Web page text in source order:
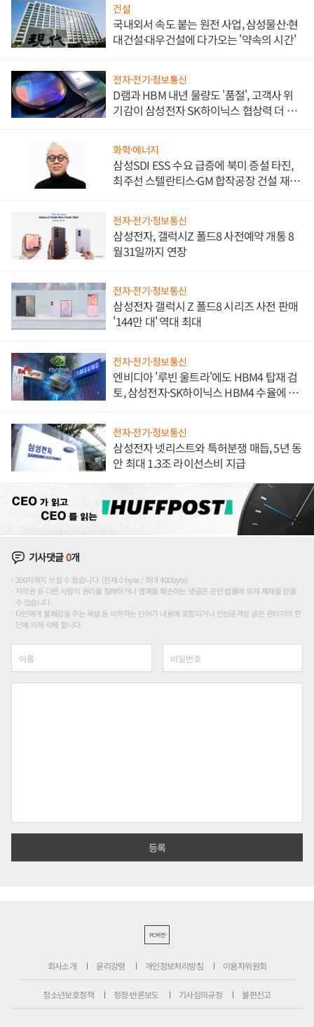
건설
국내외서 속도 붙는 원전 사업, 삼성물산·현
대건설·대우건설에 다가오는 '약속의 시간'
전자·전기·정보통신
D램과 HBM 내년 물량도 '품절', 고객사 위
기감이 삼성전자 SK하이닉스 협상력 더 키
화학·에너지
삼성SDI ESS 수요 급증에 북미 증설 타진,
최주선 스텔란티스·GM 합작공장 건설 재추
전자·전기·정보통신
삼성전자, 갤럭시Z 폴드8 사전예약 개통 8
월31일까지 연장
전자·전기·정보통신
삼성전자 갤럭시 Z 폴드8 시리즈 사전 판매
'144만 대' 역대 최대
전자·전기·정보통신
엔비디아 '루빈 울트라'에도 HBM4 탑재 검
토, 삼성전자·SK하이닉스 HBM4 수율에 주
전자·전기·정보통신
삼성전자 넷리스트와 특허분쟁 매듭, 5년 동
안 최대 1.3조 라이선스비 지급
기사댓글0개
200자까지 쓰실 수 있습니다. (현재 0 byte / 최대 400byte)
저작권 등 다른 사람의 권리를 침해하거나 명예를 훼손하는 댓글은 관련 법률에 의해 제재를 받을
수 있습니다.
타인에게 불쾌감을 주는 욕설 등 비하하는 단어가 내용에 포함되거나 인신공격성 글은 관리자의 판
단에 의해 삭제 합니다.
PC버전
회사소개 윤리강령 개인정보처리방침 이용자위원회
청소년보호정책 정정·반론보도 기사심의규정 불편신고